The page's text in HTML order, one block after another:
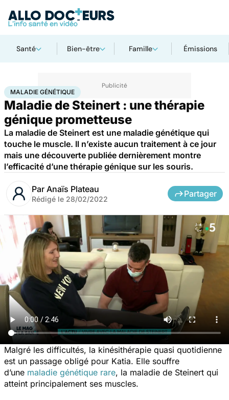
Santé Bien-être Famille Émissions
AccueilSantéMaladiesMaladie génétique
MALADIE GÉNÉTIQUE
Maladie de Steinert : une thérapie
génique prometteuse
La maladie de Steinert est une maladie génétique qui
touche le muscle. Il n’existe aucun traitement à ce jour
mais une découverte publiée dernièrement montre
l’efficacité d’une thérapie génique sur les souris.
Par Anaïs Plateau
Rédigé le 28/02/2022
Partager
Malgré les difficultés, la kinésithérapie quasi quotidienne
est un passage obligé pour Katia. Elle souffre
d’une maladie génétique rare, la maladie de Steinert qui
atteint principalement ses muscles.